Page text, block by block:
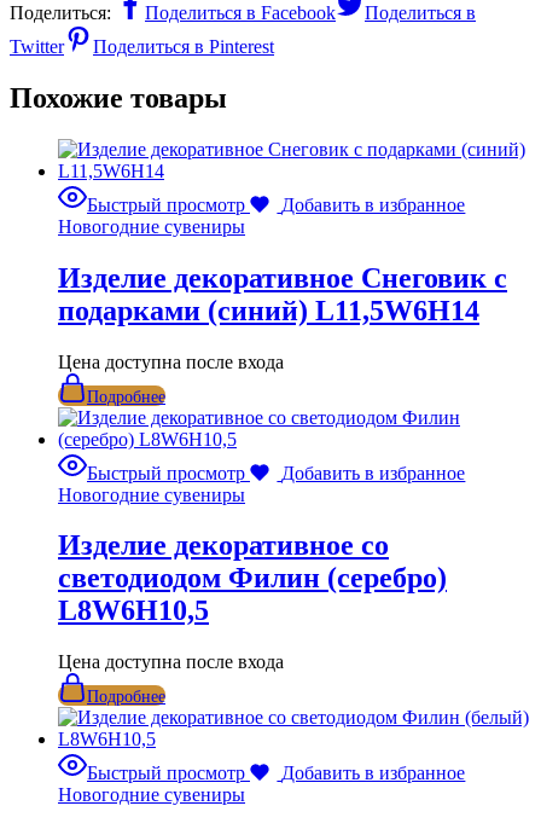
Поделиться:
Поделиться в Facebook
Поделиться в
Twitter
Поделиться в Pinterest
Похожие товары
Быстрый просмотр
Добавить в избранное
Новогодние сувениры
Изделие декоративное Снеговик с
подарками (синий) L11,5W6H14
Цена доступна после входа
Подробнее
Быстрый просмотр
Добавить в избранное
Новогодние сувениры
Изделие декоративное со
светодиодом Филин (серебро)
L8W6H10,5
Цена доступна после входа
Подробнее
Быстрый просмотр
Добавить в избранное
Новогодние сувениры